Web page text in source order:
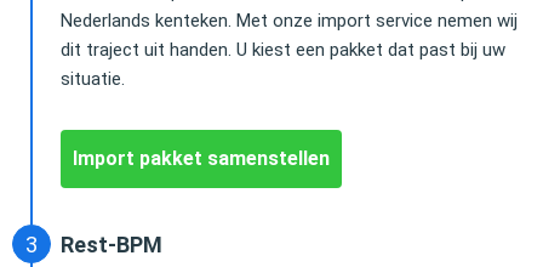
Nederlands kenteken. Met onze import service nemen wij
dit traject uit handen. U kiest een pakket dat past bij uw
situatie.
Import pakket samenstellen
Rest-BPM